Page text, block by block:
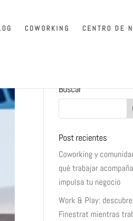
COWORKING CENTRO DE
Buscar
Post recientes
Coworking y
qué trabajar
impulsa tu negocio
Work & Play: descubre
Finestrat mientras